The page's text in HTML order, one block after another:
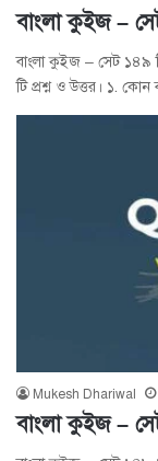
বাংলা কুইজ –
বাংলা কুইজ – সেট ১৪৯
টি প্রশ্ন ও উত্তর। ১.
Mukesh Dhariwal
বাংলা কুইজ –